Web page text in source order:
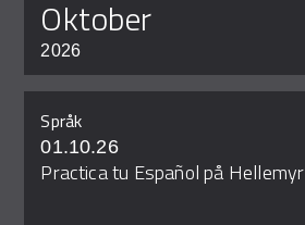
oktober
2026
Språk
01.10.26
Practica tu Español på Hellemyr